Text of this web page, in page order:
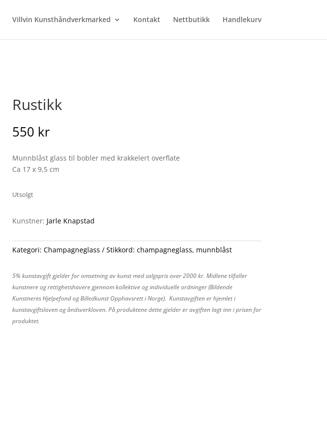
Villvin Kunsthåndverkmarked Kontakt Nettbutikk Handlekurv
Rustikk
550 kr
Munnblåst glass til bobler med krakkelert overflate
Ca 17 x 9,5 cm
Utsolgt
Kunstner: Jarle Knapstad
Kategori: Champagneglass Stikkord: champagneglass, munnblåst
5% kunstavgift gjelder for omsetning av kunst med salgspris over 2000 kr. Midlene tilfaller
kunstnere og rettighetshavere gjennom kollektive og individuelle ordninger (Bildende
Kunstneres Hjelpefond og Billedkunst Opphavsrett i Norge). Kunstavgiften er hjemlet i
kunstavgiftsloven og åndsverkloven. På produktene dette gjelder er avgiften lagt inn i prisen for
produktet.